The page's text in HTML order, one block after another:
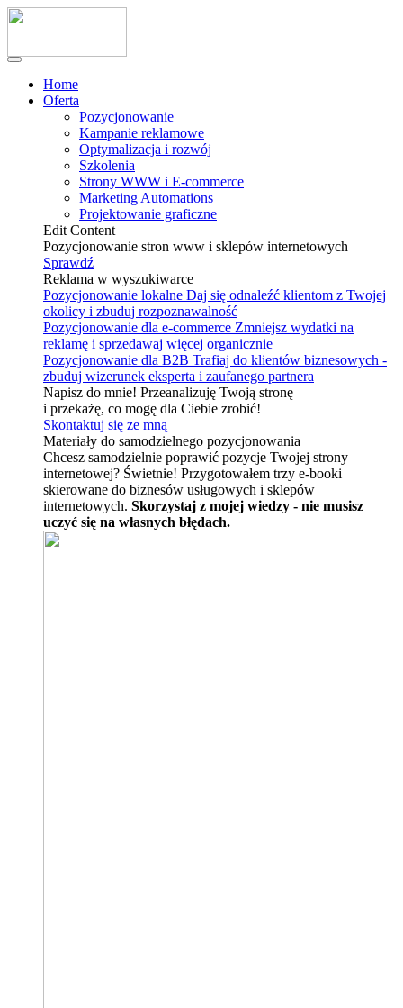
Home
Oferta
Pozycjonowanie
Kampanie reklamowe
Optymalizacja i rozwój
Szkolenia
Strony WWW i E-commerce
Marketing Automations
Projektowanie graficzne
Edit Content
Pozycjonowanie stron www i sklepów internetowych
Sprawdź
Reklama w wyszukiwarce
Pozycjonowanie lokalne Daj się odnaleźć klientom z Twojej
okolicy i zbuduj rozpoznawalność
Pozycjonowanie dla e-commerce Zmniejsz wydatki na
reklamę i sprzedawaj więcej organicznie
Pozycjonowanie dla B2B Trafiaj do klientów biznesowych -
zbuduj wizerunek eksperta i zaufanego partnera
Napisz do mnie! Przeanalizuję Twoją stronę
i przekażę, co mogę dla Ciebie zrobić!
Skontaktuj się ze mną
Materiały do samodzielnego pozycjonowania
Chcesz samodzielnie poprawić pozycje Twojej strony
internetowej? Świetnie! Przygotowałem trzy e-booki
skierowane do biznesów usługowych i sklepów
internetowych. Skorzystaj z mojej wiedzy - nie musisz
uczyć się na własnych błędach.